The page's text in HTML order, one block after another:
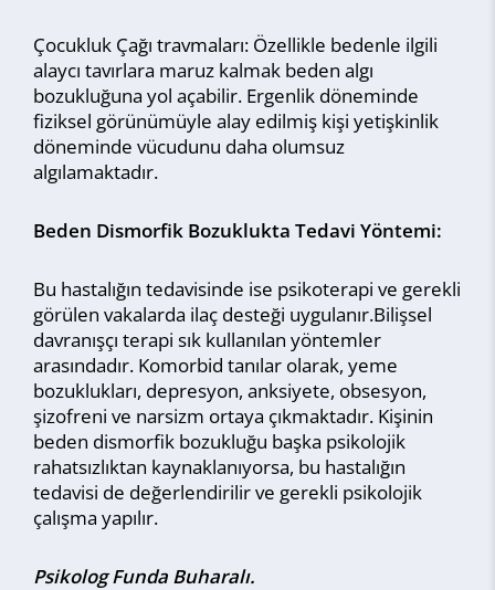
Çocukluk Çağı travmaları: Özellikle bedenle ilgili
alaycı tavırlara maruz kalmak beden algı
bozukluğuna yol açabilir. Ergenlik döneminde
fiziksel görünümüyle alay edilmiş kişi yetişkinlik
döneminde vücudunu daha olumsuz
algılamaktadır.
Beden Dismorfik Bozuklukta Tedavi Yöntemi:
Bu hastalığın tedavisinde ise psikoterapi ve gerekli
görülen vakalarda ilaç desteği uygulanır.Bilişsel
davranışçı terapi sık kullanılan yöntemler
arasındadır. Komorbid tanılar olarak, yeme
bozuklukları, depresyon, anksiyete, obsesyon,
şizofreni ve narsizm ortaya çıkmaktadır. Kişinin
beden dismorfik bozukluğu başka psikolojik
rahatsızlıktan kaynaklanıyorsa, bu hastalığın
tedavisi de değerlendirilir ve gerekli psikolojik
çalışma yapılır.
Psikolog Funda Buharalı.